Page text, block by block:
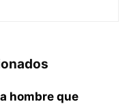
hombre que